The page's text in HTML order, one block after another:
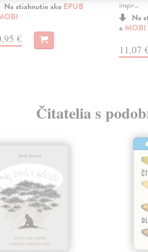
Na stiahnutie ako EPUB
€
inspir...
Na
a MOBI
11,07
Čitatelia s